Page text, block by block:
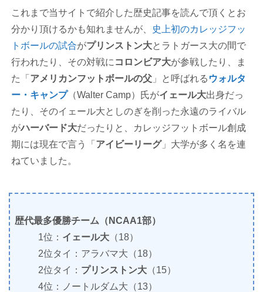
これまで当サイトで紹介した歴史記事を読んで頂くとお
分かり頂けるかも知れませんが、
史上初のカレッジフッ
トボールの試合がプリンストン大とラトガース大の間で
行われたり、その対戦に コロンビア大が参戦したり、ま
た「 アメリカンフットボールの父 」と呼ばれる ウォルタ
ー・キャンプ（Walter Camp）氏がイェール大出身だっ
たり、そのイェール大としのぎを削った永遠のライバル
がハーバード大だったりと、カレッジフットボール創成
期には現在で言う「 アイビーリーグ」大学が多く名を連
ねていました。
歴代最多優勝チーム（NCAA1部）
1位： イェール大 （18）
2位タイ：アラバマ大（18）
2位タイ： プリンストン大 （15）
4位：ノートルダム大（13）